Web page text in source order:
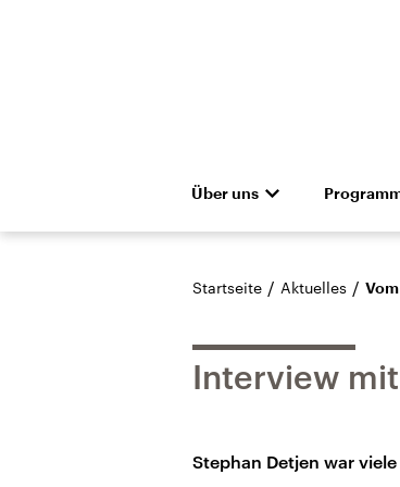
Über uns
Startseite / Aktuelles /
Interview
Stephan Detjen war